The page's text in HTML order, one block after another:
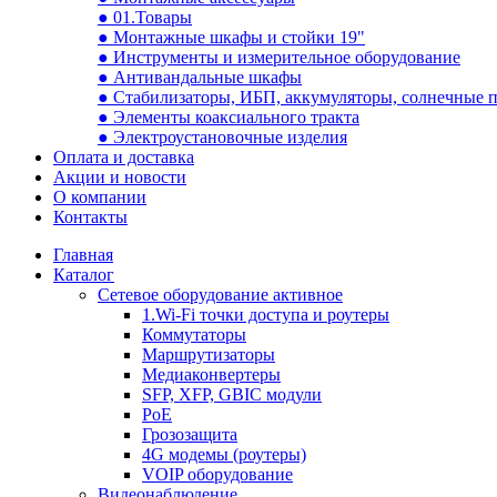
● 01.Товары
● Монтажные шкафы и стойки 19"
● Инструменты и измерительное оборудование
● Антивандальные шкафы
● Стабилизаторы, ИБП, аккумуляторы, солнечные
● Элементы коаксиального тракта
● Электроустановочные изделия
Оплата и доставка
Акции и новости
О компании
Контакты
Главная
Каталог
Сетевое оборудование активное
1.Wi-Fi точки доступа и роутеры
Коммутаторы
Маршрутизаторы
Медиаконвертеры
SFP, XFP, GBIC модули
PoE
Грозозащита
4G модемы (роутеры)
VOIP оборудование